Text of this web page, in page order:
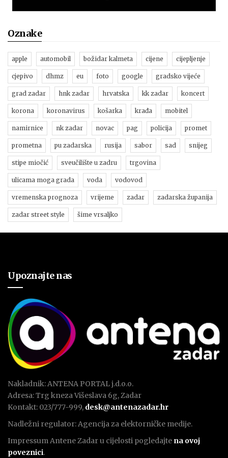
Oznake
apple automobil božidar kalmeta cijene cijepljenje
cjepivo dhmz eu foto google gradsko vijeće
grad zadar hnk zadar hrvatska kk zadar koncert
korona koronavirus košarka krađa mobitel
namirnice nk zadar novac pag policija promet
prometna pu zadarska rusija sabor sad snijeg
stipe miočić sveučilište u zadru trgovina
ulicama moga grada voda vodovod
vremenska prognoza vrijeme zadar zadarska županija
zadar street style šime vrsaljko
Upoznajte nas
Nakladnik: ANTENA PORTAL j.d.o.o.
Adresa: Trg kneza Višeslava 6g, Zadar
Kontakt: 023/777-999, desk@antenazadar.hr
Nadležni regulator: Agencija za elektorničke medije.
Impressum Antene Zadar u cijelosti pogledajte na ovoj
poveznici.